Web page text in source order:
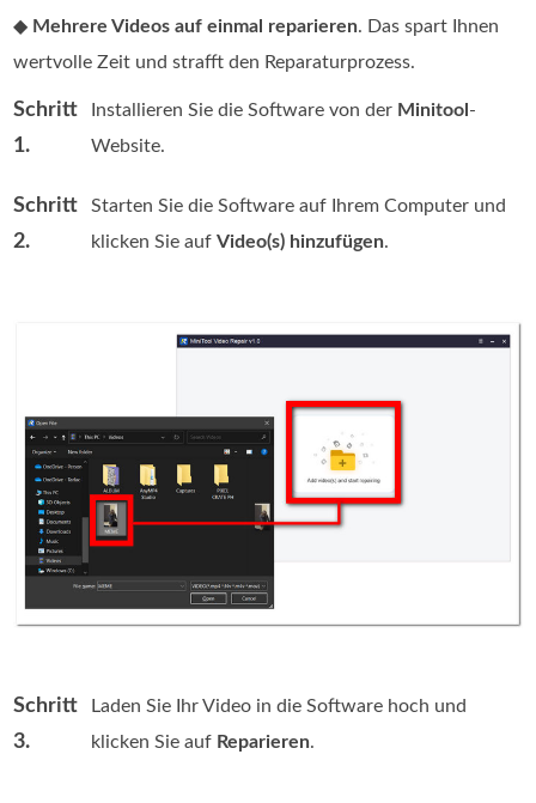
◆ Mehrere Videos auf einmal reparieren. Das spart Ihnen
wertvolle Zeit und strafft den Reparaturprozess.
Schritt
1.
Installieren Sie die Software von der Minitool -
Website.
Schritt
2.
Starten Sie die Software auf Ihrem Computer und
klicken Sie aufVideo(s) hinzufügen.
Schritt
3.
Laden Sie Ihr Video in die Software hoch und
klicken Sie auf Reparieren.